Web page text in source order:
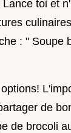
toi et
: " Soupe
de
de brocoli